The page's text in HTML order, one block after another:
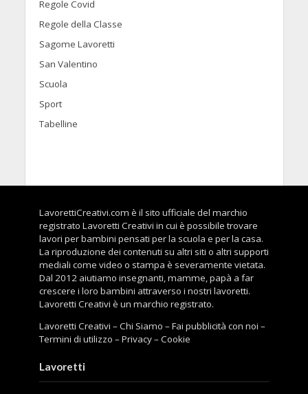
Regole Covid
Regole della Classe
Sagome Lavoretti
San Valentino
Scuola
Sport
Tabelline
LavorettiCreativi.com è il sito ufficiale del marchio
registrato Lavoretti Creativi in cui è possibile trovare
lavori per bambini pensati per la scuola e per la casa.
La riproduzione dei contenuti su altri siti o altri supporti
mediali come video o stampa è severamente vietata.
Dal 2012 aiutiamo insegnanti, mamme, papà a far
crescere i loro bambini attraverso i nostri lavoretti.
Lavoretti Creativi è un marchio registrato.
Lavoretti Creativi –Chi Siamo –Fai pubblicità con noi –
Termini di utilizzo –Privacy–Cookie
Lavoretti